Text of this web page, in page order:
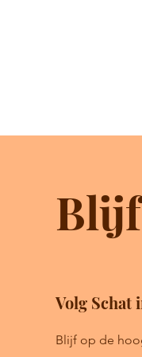
Volg Schat
Blijf op de